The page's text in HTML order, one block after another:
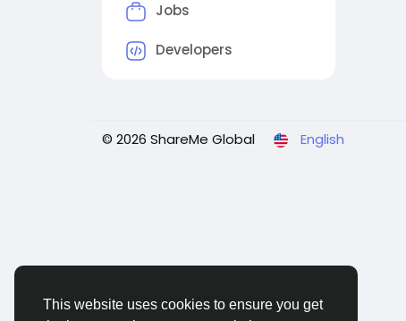
This website uses cookies to ensure you get
Jobs
Developers
© 2026 ShareMe Global English